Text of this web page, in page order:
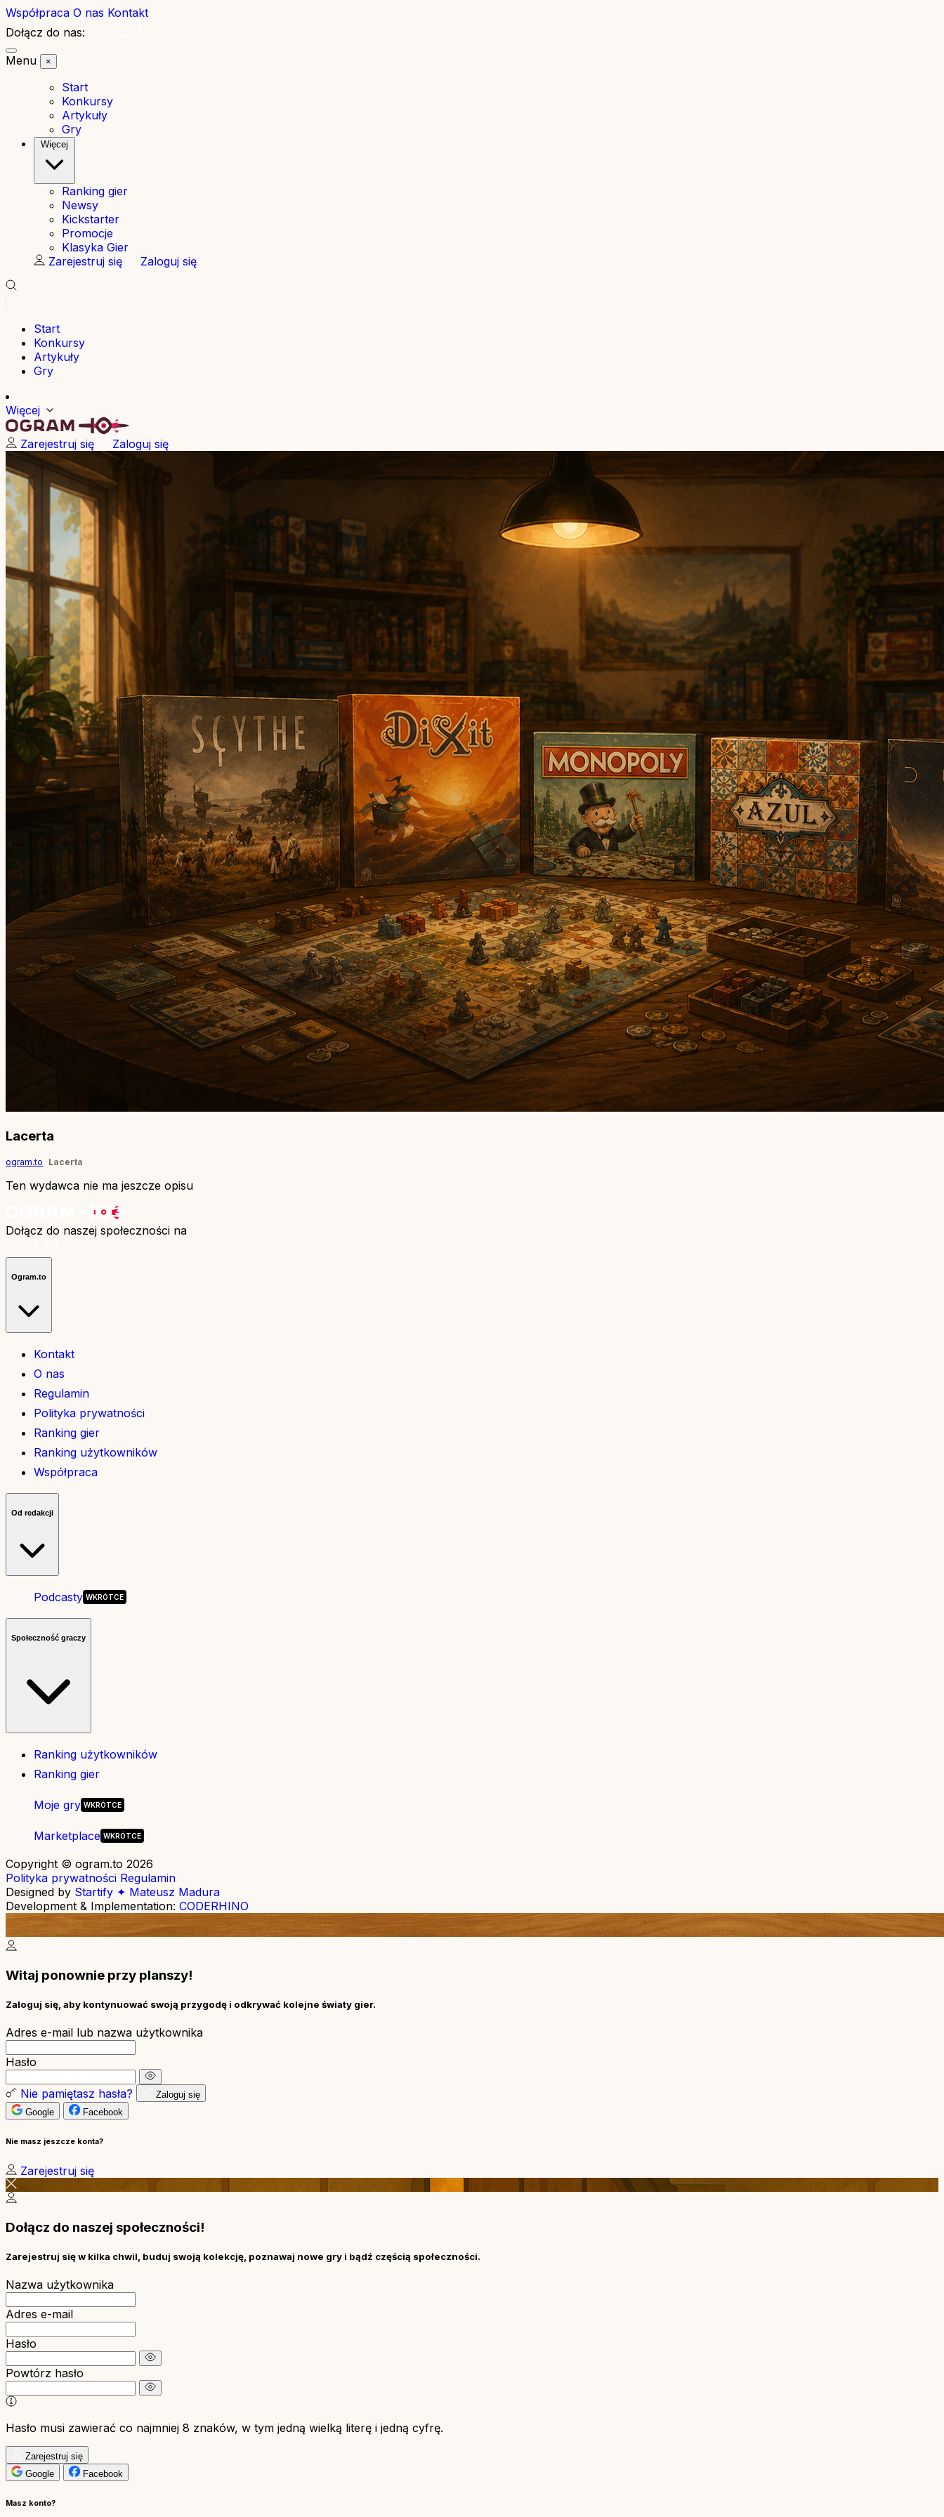
Współpraca O nas Kontakt
Dołącz do nas:
Menu
×
Start
Konkursy
Artykuły
Gry
Więcej
Ranking gier
Newsy
Kickstarter
Promocje
Klasyka Gier
Zarejestruj się
Zaloguj się
Start
Konkursy
Artykuły
Gry
Więcej
Zarejestruj się Zaloguj się
Lacerta
ogram.to Lacerta
Ten wydawca nie ma jeszcze opisu
Dołącz do naszej społeczności na
Ogram.to
Kontakt
O nas
Regulamin
Polityka prywatności
Ranking gier
Ranking użytkowników
Współpraca
Od redakcji
Podcasty
Społeczność graczy
Ranking użytkowników
Ranking gier
Moje gry
Marketplace
Copyright © ogram.to 2026
Polityka prywatności Regulamin
Designed by Startify ✦ Mateusz Madura
Development & Implementation: CODERHINO
Witaj ponownie przy planszy!
Zaloguj się, aby kontynuować swoją przygodę i odkrywać kolejne światy gier.
Adres e-mail lub nazwa użytkownika
Hasło
Nie pamiętasz hasła?
Zaloguj się
Google
Facebook
Nie masz jeszcze konta?
Zarejestruj się
Dołącz do naszej społeczności!
Zarejestruj się w kilka chwil, buduj swoją kolekcję, poznawaj nowe gry i bądź częścią społeczności.
Nazwa użytkownika
Adres e-mail
Hasło
Powtórz hasło
Hasło musi zawierać co najmniej 8 znaków, w tym jedną wielką literę i jedną cyfrę.
Zarejestruj się
Google
Facebook
Masz konto?